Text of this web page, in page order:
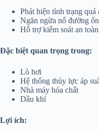
Phát hiện tình trạng quá
Ngăn ngừa nổ đường
Hỗ trợ kiểm soát an
Đặc biệt quan trọng trong:
Lò hơi
Hệ thống thủy lực áp
Nhà máy hóa chất
Dầu khí
Lợi ích: